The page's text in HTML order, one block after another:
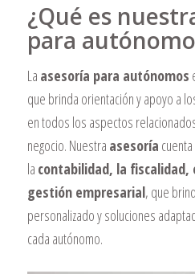
¿Qué es
para
La asesoría para autónomos
que brinda orientación y apoyo a
en todos los aspectos
negocio. Nuestra asesoría
la contabilidad, la fiscalidad,
gestión empresarial, que
personalizado y soluciones
cada autónomo.